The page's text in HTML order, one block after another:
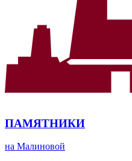
ПАМЯТНИКИ
на Малиновой